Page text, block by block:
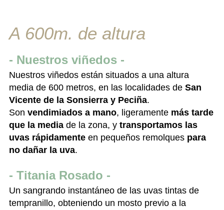
A 600m. de altura
- Nuestros viñedos -
Nuestros viñedos están situados a una altura
media de 600 metros, en las localidades de San
Vicente de la Sonsierra y Peciña.
Son vendimiados a mano, ligeramente más tarde
que la media de la zona, y transportamos las
uvas rápidamente en pequeños remolques para
no dañar la uva.
- Titania Rosado -
Un sangrando instantáneo de las uvas tintas de
tempranillo, obteniendo un mosto previo a la